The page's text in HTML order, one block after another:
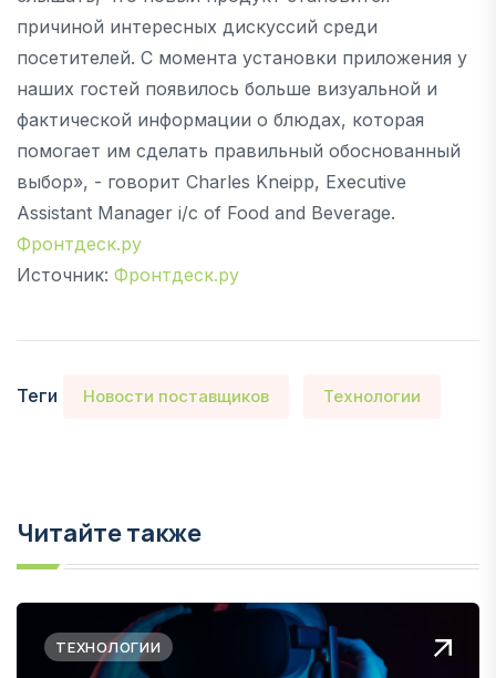
причиной интересных дискуссий среди
посетителей. С момента установки приложения у
наших гостей появилось больше визуальной и
фактической информации о блюдах, которая
помогает им сделать правильный обоснованный
выбор», - говорит Charles Kneipp, Executive
Assistant Manager i/c of Food and Beverage.
Фронтдеск.ру
Источник: Фронтдеск.ру
Теги Новости поставщиков Технологии
Читайте также
ТЕХНОЛОГИИ